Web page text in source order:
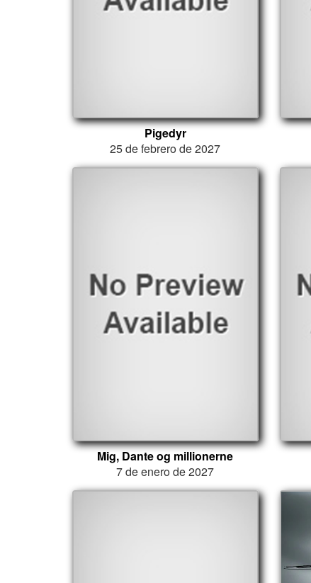
Pigedyr
25 de febrero de 2027
Mig, Dante og millionerne
7 de enero de 2027